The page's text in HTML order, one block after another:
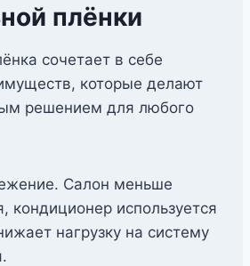
плёнки
сочетает в себе
которые делают
решением для любого
Салон меньше
кондиционер используется
нагрузку на систему